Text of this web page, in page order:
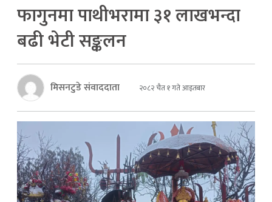
फागुनमा पाथीभरामा ३१ लाखभन्दा
बढी भेटी सङ्कलन
मिसनटुडे संवाददाता २०८२ चैत १ गते आइतबार